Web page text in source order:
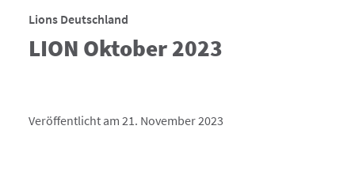
Lions Deutschland
LION Oktober 2023
Veröffentlicht am 21. November 2023